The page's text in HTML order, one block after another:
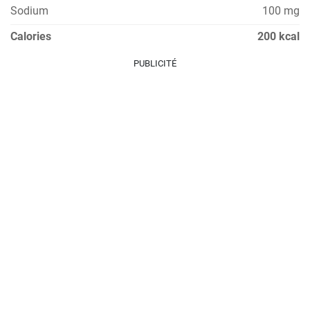
Sodium
100 mg
Calories
200 kcal
PUBLICITÉ